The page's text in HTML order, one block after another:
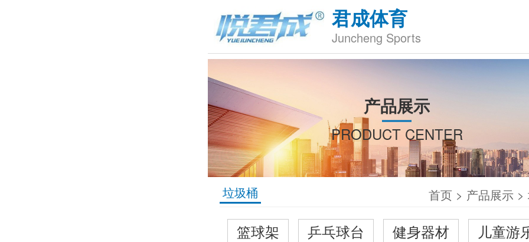
君成体育
Juncheng Sports
产品展示
PRODUCT CENTER
垃圾桶 首页 > 产品展示 >
篮球架 乒乓球台 健身器材
儿童游